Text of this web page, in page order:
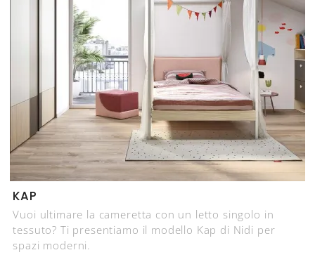
KAP
Vuoi ultimare la cameretta con un letto singolo in
tessuto? Ti presentiamo il modello Kap di Nidi per
spazi moderni.